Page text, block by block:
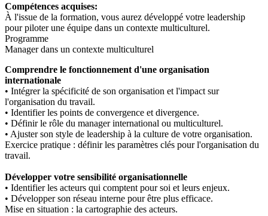
Compétences acquises:
À l'issue de la formation, vous aurez développé votre leadership
pour piloter une équipe dans un contexte multiculturel.
Programme
Manager dans un contexte multiculturel
Comprendre le fonctionnement d'une organisation
internationale
• Intégrer la spécificité de son organisation et l'impact sur
l'organisation du travail.
• Identifier les points de convergence et divergence.
• Définir le rôle du manager international ou multiculturel.
• Ajuster son style de leadership à la culture de votre organisation.
Exercice pratique : définir les paramètres clés pour l'organisation du
travail.
Développer votre sensibilité organisationnelle
• Identifier les acteurs qui comptent pour soi et leurs enjeux.
• Développer son réseau interne pour être plus efficace.
Mise en situation : la cartographie des acteurs.